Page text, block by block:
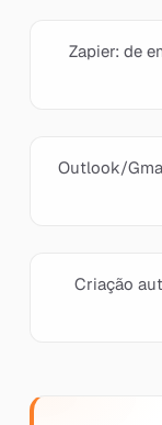
Zapier: de
Outlook/
Criação